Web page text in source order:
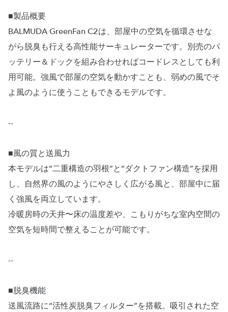
■製品概要
BALMUDA GreenFan C2は、部屋中の空気を循環させな
がら脱臭も行える高性能サーキュレーターです。別売のバ
ッテリー＆ドックを組み合わせればコードレスとしても利
用可能。強風で部屋の空気を動かすことも、弱めの風でそ
よ風のように使うこともできるモデルです。
--
■風の質と送風力
本モデルは“二重構造の羽根”と“ダクトファン構造”を採用
し、自然界の風のようにやさしく広がる風と、部屋中に届
く強風を両立しています。
冷暖房時の天井〜床の温度差や、こもりがちな室内空間の
空気を短時間で整えることが可能です。
--
■脱臭機能
送風流路に“活性炭脱臭フィルター”を搭載。吸引された空